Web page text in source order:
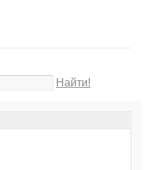
Найти!